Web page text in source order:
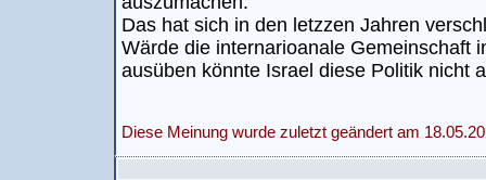
Das hat sich in den letzzen Jahren
Wärde die internarioanale Gemeinschaft
ausüben könnte Israel diese Politik nicht
Diese Meinung wurde zuletzt geändert am